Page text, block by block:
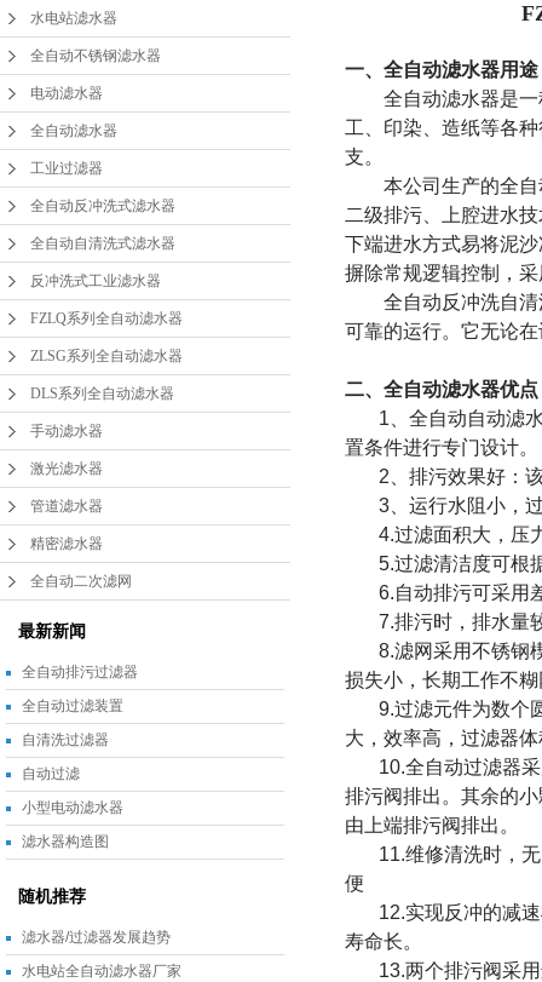
水电站滤水器
管道滤水器
激光滤水器
精密滤水器
二次滤网
水电站滤水器
全自动不锈钢滤水器
电动滤水器
全自动滤水器
工业过滤器
全自动反冲洗式滤水器
全自动自清洗式滤水器
反冲洗式工业滤水器
FZLQ系列全自动滤水器
ZLSG系列全自动滤水器
DLS系列全自动滤水器
手动滤水器
激光滤水器
管道滤水器
精密滤水器
全自动二次滤网
最新新闻
全自动排污过滤器
全自动过滤装置
自清洗过滤器
自动过滤
小型电动滤水器
滤水器构造图
随机推荐
滤水器/过滤器发展趋势
水电站全自动滤水器厂家
一、全自动滤水器用途
全自动滤水器是一种
工、印染、造纸等各
支。
本公司生产的全自动
二级排污、上腔进水
下端进水方式易将泥
摒除常规逻辑控制，
全自动反冲洗自清洗
可靠的运行。它无论
二、全自动滤水器优点
1、全自动自动滤水
置条件进行专门设计。
2、排污效果好：该
3、运行水阻小，过
4.过滤面积大，压
5.过滤清洁度可根据
6.自动排污可采用差
7.排污时，排水量
8.滤网采用不锈钢楔
损失小，长期工作不
9.过滤元件为数个圆
大，效率高，过滤器
10.全自动过滤器采
排污阀排出。其余的
由上端排污阀排出。
11.维修清洗时，无
便
12.实现反冲的减速
寿命长。
13.两个排污阀采用